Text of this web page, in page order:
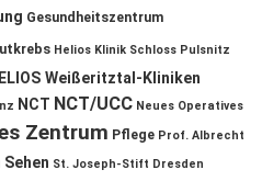
Gesundheitszentrum
Helios Klinik Schloss Pulsnitz
Weißeritztal-Kliniken
NCT NCT/UCC Neues Operatives
Zentrum Pflege Prof. Albrecht
Sehen St. Joseph-Stift Dresden